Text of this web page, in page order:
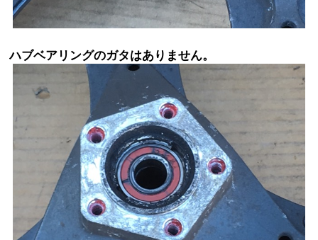
ハブベアリングのガタはありません。